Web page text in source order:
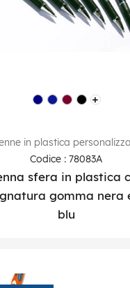
in plastica
Codice : 78083A
sfera in plastica
gomma nera
blu